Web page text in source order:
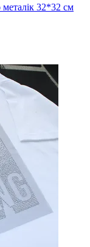
металік 32*32 см